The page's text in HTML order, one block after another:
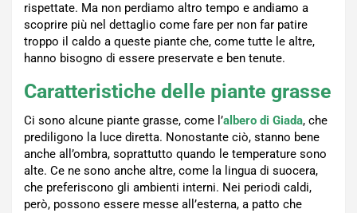
rispettate. Ma non perdiamo altro tempo e andiamo a
scoprire più nel dettaglio come fare per non far patire
troppo il caldo a queste piante che, come tutte le altre,
hanno bisogno di essere preservate e ben tenute.
Caratteristiche delle piante grasse
Ci sono alcune piante grasse, come l’albero di Giada, che
prediligono la luce diretta. Nonostante ciò, stanno bene
anche all’ombra, soprattutto quando le temperature sono
alte. Ce ne sono anche altre, come la lingua di suocera,
che preferiscono gli ambienti interni. Nei periodi caldi,
però, possono essere messe all’esterna, a patto che